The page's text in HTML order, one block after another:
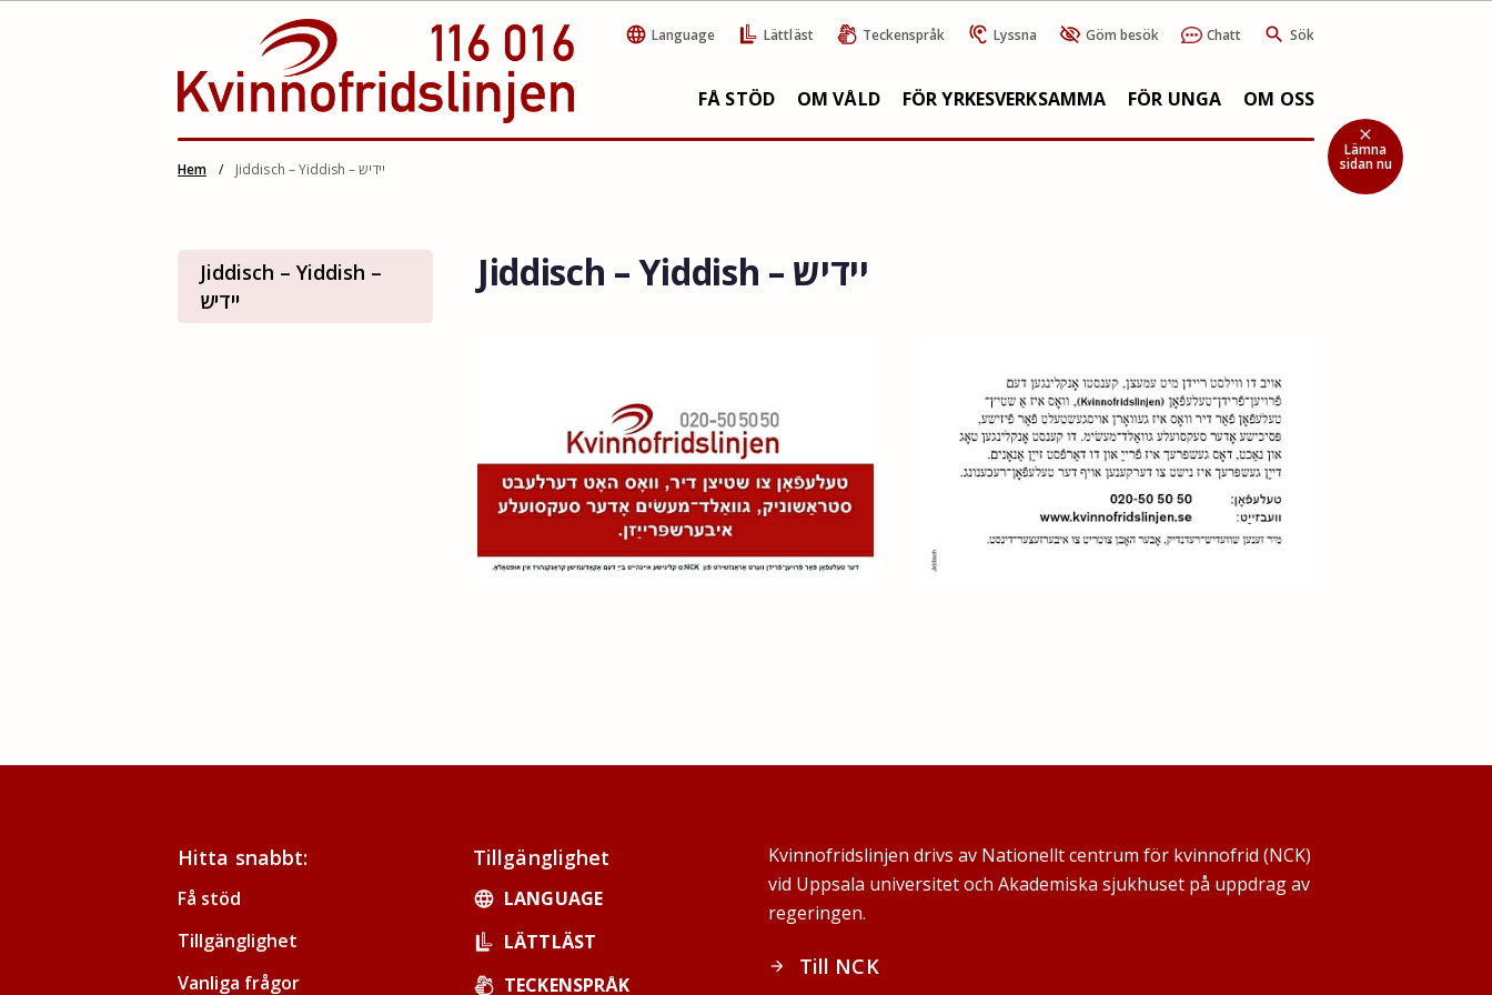
Language Lättläst Teckenspråk Lyssna Göm besök Chatt Sök
FÅ STÖD OM VÅLD FÖR YRKESVERKSAMMA FÖR UNGA OM OSS
close
Lämna
sidan nu
Hem / Jiddisch – Yiddish – יידיש
Jiddisch – Yiddish –
יידיש
Jiddisch – Yiddish – יידיש
Hitta snabbt:
Få stöd
Tillgänglighet
Vanliga frågor
Tillgänglighet
LANGUAGE
LÄTTLÄST
TECKENSPRÅK
Kvinnofridslinjen drivs av Nationellt centrum för kvinnofrid (NCK)
vid Uppsala universitet och Akademiska sjukhuset på uppdrag av
regeringen.
arrow_forward Till NCK